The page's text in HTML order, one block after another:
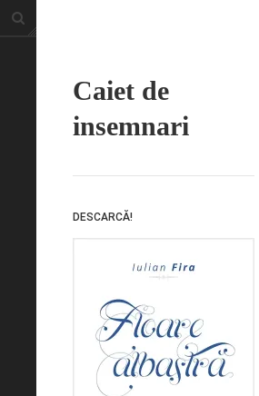
Caiet de
insemnari
DESCARCĂ!